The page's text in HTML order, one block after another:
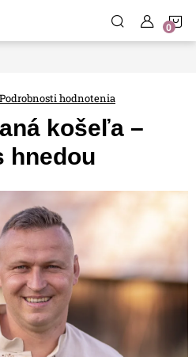
Podrobnosti hodnotenia
košeľa –
hnedou